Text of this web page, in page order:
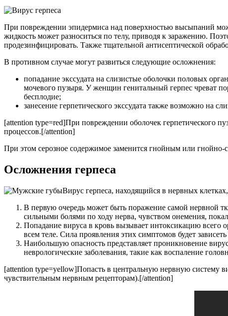
При повреждении эпидермиса над поверхностью высыпаний
жидкость может разноситься по телу, приводя к заражению.
продезинфицировать. Также тщательной антисептической
В противном случае могут развиться следующие осложнения:
попадание экссудата на слизистые оболочки половых
мочевого пузыря. У женщин генитальный герпес чреват
бесплодие;
занесение герпетического экссудата также возможно на
[attention type=red]При повреждении оболочек герпетического
процессов.[/attention]
При этом серозное содержимое заменится гнойным или
Осложнения герпеса
Вирус герпеса, находящийся в нервных
В первую очередь может быть поражение самой нервной
сильными болями по ходу нерва, чувством онемения,
Попадание вируса в кровь вызывает интоксикацию всего
всем теле. Сила проявления этих симптомов будет
Наибольшую опасность представляет проникновение
неврологические заболевания, такие как воспаление
[attention type=yellow]Попасть в центральную нервную
чувствительным нервным рецепторам).[/attention]